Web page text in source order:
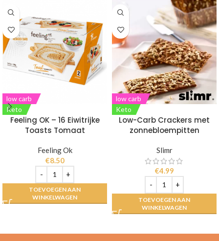
low carb
Keto
Feeling OK – 16 Eiwitrijke
Toasts Tomaat
Feeling Ok
€8.50
TOEVOEGEN AAN
WINKELWAGEN
low carb
Keto
Low-Carb Crackers met
zonnebloempitten
Slimr
€4.99
TOEVOEGEN AAN
WINKELWAGEN